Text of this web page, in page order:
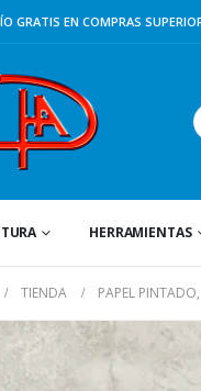
GRATIS EN COMPRAS
HERRAMIENTAS
TIENDA PAPEL PINTADO,